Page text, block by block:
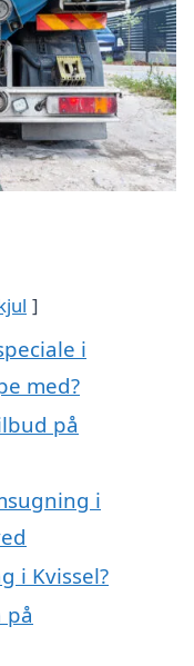
i
med?
på
i
i Kvissel?
på